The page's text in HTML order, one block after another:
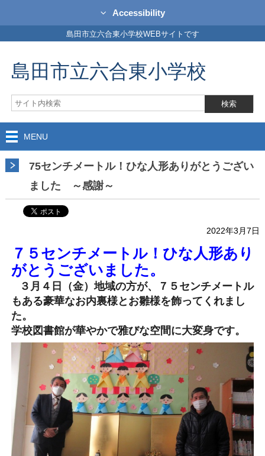
Accessibility
島田市立六合東小学校WEBサイトです
島田市立六合東小学校
MENU
75センチメートル！ひな人形ありがとうござい
ました ～感謝～
2022年3月7日
７５センチメートル！ひな人形あり
がとうございました。
３月４日（金）地域の方が、７５センチメートル
もある豪華なお内裏様とお雛様を飾ってくれまし
た。
学校図書館が華やかで雅びな空間に大変身です。